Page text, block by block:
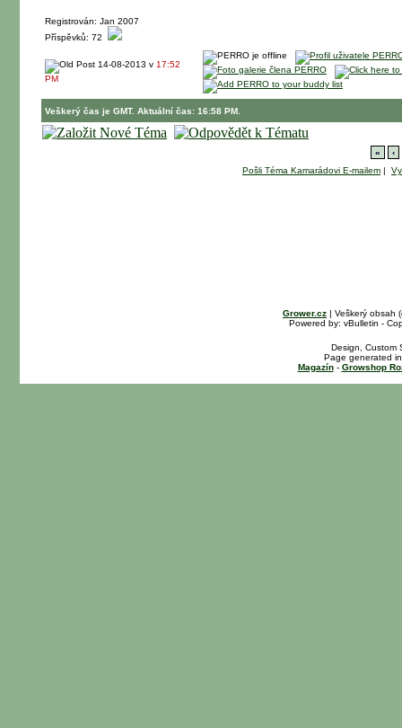
Registrován: Jan 2007
Příspěvků: 72
14-08-2013 v 17:52
PM
Veškerý čas je GMT. Aktuální čas: 16:58 PM.
«
‹
Pošli Téma Kamarádovi E-mailem |
Grower.cz | Veškerý obsah
Powered by: vBulletin -
Design, Custom
Page generated
Magazín- Growshop